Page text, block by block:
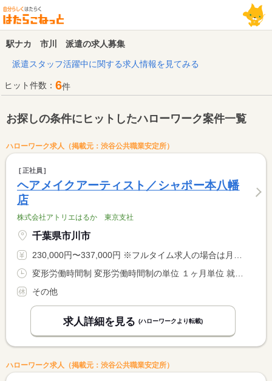
駅ナカ 市川 派遣の求人募集
派遣スタッフ活躍中に関する求人情報を見てみる
ヒット件数： 6件
お探しの条件にヒットしたハローワーク案件一覧
ハローワーク求人（掲載元：渋谷公共職業安定所）
正社員
ヘアメイクアーティスト／シャポー本八幡
店
株式会社アトリエはるか 東京支社
千葉県市川市
230,000円〜337,000円 ※フルタイム求人の場合は月額（換算額）、パート求人の場合は時間額を表示しています。
その他
求人詳細を見る (ハローワークより転載)
ハローワーク求人（掲載元：渋谷公共職業安定所）